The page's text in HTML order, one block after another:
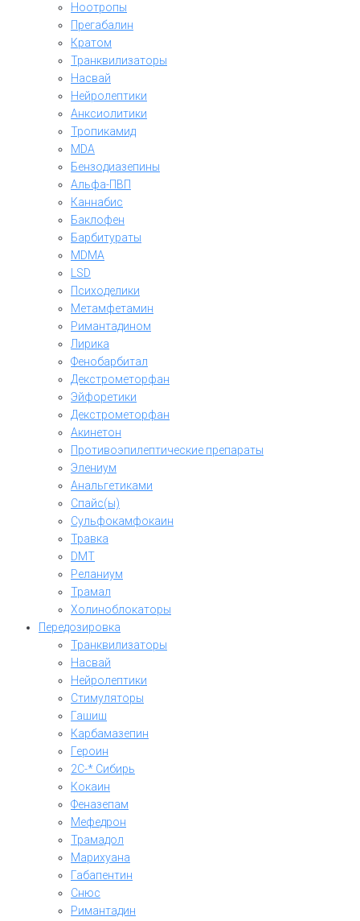
Ноотропы
Прегабалин
Кратом
Транквилизаторы
Насвай
Нейролептики
Анксиолитики
Тропикамид
MDA
Бензодиазепины
Альфа-ПВП
Каннабис
Баклофен
Барбитураты
MDMA
LSD
Психоделики
Метамфетамин
Римантадином
Лирика
Фенобарбитал
Декстрометорфан
Эйфоретики
Декстрометорфан
Акинетон
Противоэпилептические препараты
Элениум
Анальгетиками
Спайс(ы)
Сульфокамфокаин
Травка
DMT
Реланиум
Трамал
Холиноблокаторы
Передозировка
Транквилизаторы
Насвай
Нейролептики
Стимуляторы
Гашиш
Карбамазепин
Героин
2C-* Сибирь
Кокаин
Феназепам
Мефедрон
Трамадол
Марихуана
Габапентин
Снюс
Римантадин